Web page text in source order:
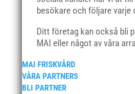
besökare och följare varje
Ditt företag kan också bli
MAI eller något av våra
MAI FRISKVÅRD
VÅRA PARTNERS
BLI PARTNER
september 2024
augusti 2024
juni 2024
mars 2024
februari 2024